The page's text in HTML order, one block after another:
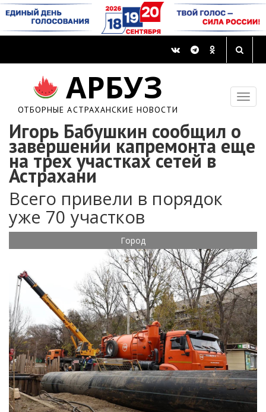
АРБУЗ
ОТБОРНЫЕ АСТРАХАНСКИЕ НОВОСТИ
Игорь Бабушкин сообщил о
завершении капремонта еще
на трех участках сетей в
Астрахани
Всего привели в порядок
уже 70 участков
Город